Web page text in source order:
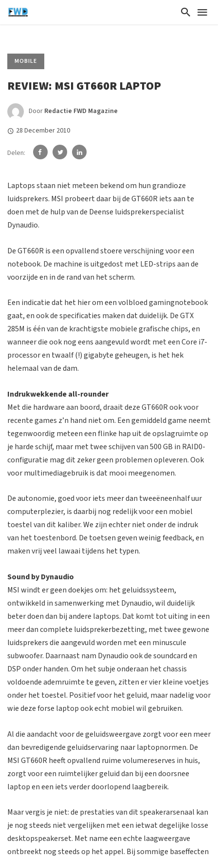
MOBILE
REVIEW: MSI GT660R LAPTOP
Door Redactie FWD Magazine
28 December 2010
Delen:
Laptops staan niet meteen bekend om hun grandioze
luidsprekers. MSI probeert daar bij de GT660R iets aan te
doen met de hulp van de Deense luidsprekerspecialist
Dynaudio.
De GT660R is een opvallend stoere verschijning voor een
notebook. De machine is uitgedost met LED-strips aan de
voorzijde en in de rand van het scherm.
Een indicatie dat het hier om een volbloed gamingnotebook
gaat, en ook de specificaties maken dat duidelijk. De GTX
285M is één van de krachtigste mobiele grafische chips, en
wanneer die ook nog eens aangevuld wordt met een Core i7-
processor en twaalf (!) gigabyte geheugen, is het hek
helemaal van de dam.
Indrukwekkende all-rounder
Met die hardware aan boord, draait deze GT660R ook voor
recente games z’n hand niet om. Een gemiddeld game neemt
tegenwoordig meteen een flinke hap uit de opslagruimte op
je harde schijf, maar met twee schijven van 500 GB in RAID0-
configuratie mag dit zeker geen problemen opleveren. Ook
voor multimediagebruik is dat mooi meegenomen.
De autonomie, goed voor iets meer dan tweeëneenhalf uur
computerplezier, is daarbij nog redelijk voor een mobiel
toestel van dit kaliber. We zijn echter niet onder de indruk
van het toestenbord. De toetsen geven weinig feedback, en
maken vrij veel lawaai tijdens het typen.
Sound by Dynaudio
MSI windt er geen doekjes om: het geluidssysteem,
ontwikkeld in samenwerking met Dynaudio, wil duidelijk
beter doen dan bij andere laptops. Dat komt tot uiting in een
meer dan complete luidsprekerbezetting, met twee gewone
luidsprekers die aangevuld worden met een minuscule
subwoofer. Daarnaast nam Dynaudio ook de soundcard en
DSP onder handen. Om het subje onderaan het chassis
voldoende ademruimte te geven, zitten er vier kleine voetjes
onder het toestel. Positief voor het geluid, maar nadelig voor
wie deze forse laptop ook echt mobiel wil gebruiken.
Al die aandacht voor de geluidsweergave zorgt voor een meer
dan bevredigende geluidservaring naar laptopnormen. De
MSI GT660R heeft opvallend ruime volumereserves in huis,
zorgt voor een ruimtelijker geluid dan bij een doorsnee
laptop en een iets verder doorlopend laagbereik.
Maar vergis je niet: de prestaties van dit speakerarsenaal kan
je nog steeds niet vergelijken met een ietwat degelijke losse
desktopspeakerset. Met name een echte laagweergave
ontbreekt nog steeds op het appel. Bij sommige baseffecten